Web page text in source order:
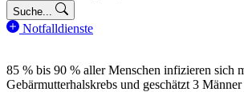
Suche...
Notfalldienste
85 % bis 90 % aller Menschen infizieren sich
Gebärmutterhalskrebs und geschätzt 3